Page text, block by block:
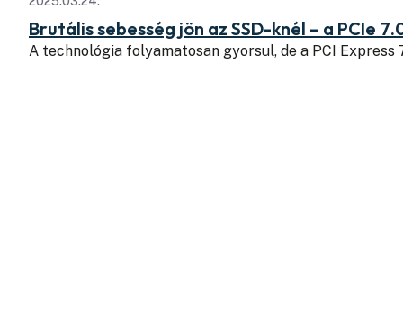
Brutális sebesség jön az SSD-knél – a PCIe
A technológia folyamatosan gyorsul, de a PCI Express